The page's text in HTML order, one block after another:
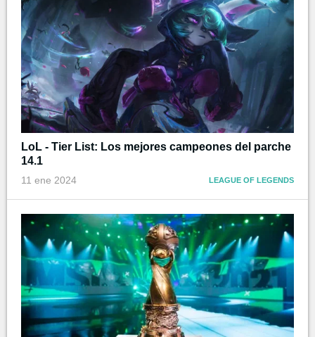
LoL - Tier List: Los mejores campeones del parche
14.1
11 ene 2024 LEAGUE OF LEGENDS